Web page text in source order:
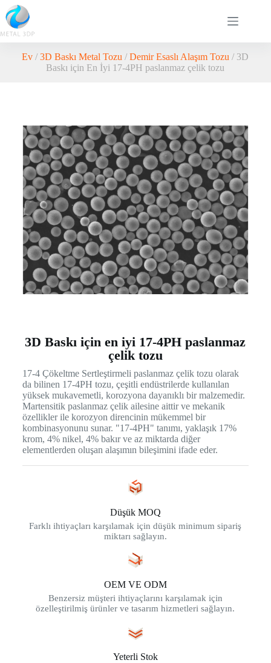
Ev /3D Baskı Metal Tozu /Demir Esaslı Alaşım Tozu / 3D
Baskı için En İyi 17-4PH paslanmaz çelik tozu
3D Baskı için en iyi 17-4PH paslanmaz
çelik tozu
17-4 Çökeltme Sertleştirmeli paslanmaz çelik tozu olarak
da bilinen 17-4PH tozu, çeşitli endüstrilerde kullanılan
yüksek mukavemetli, korozyona dayanıklı bir malzemedir.
Martensitik paslanmaz çelik ailesine aittir ve mekanik
özellikler ile korozyon direncinin mükemmel bir
kombinasyonunu sunar. "17-4PH" tanımı, yaklaşık 17%
krom, 4% nikel, 4% bakır ve az miktarda diğer
elementlerden oluşan alaşımın bileşimini ifade eder.
Düşük MOQ
Farklı ihtiyaçları karşılamak için düşük minimum sipariş
miktarı sağlayın.
OEM VE ODM
Benzersiz müşteri ihtiyaçlarını karşılamak için
özelleştirilmiş ürünler ve tasarım hizmetleri sağlayın.
Yeterli Stok